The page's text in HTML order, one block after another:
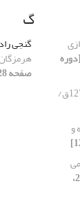
[دوره
شرح و تحلیل جنگ مرو 1276ق/
و
[دوره 6، شماره 21،
گ
گنجی
صفحه 128-154]